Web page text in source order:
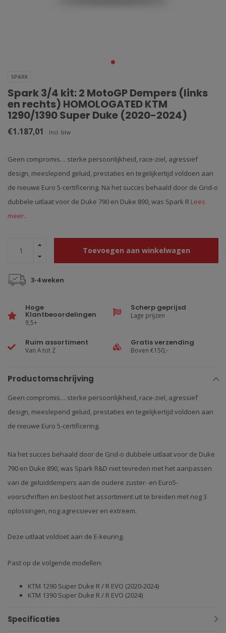
SPARK
Spark 3/4 kit: 2 MotoGP Dempers (links
en rechts) HOMOLOGATED KTM
1290/1390 Super Duke (2020-2024)
€1.187,01 Incl. btw
Geen compromis… sterke persoonlijkheid, race-ziel, agressief
design, meeslepend geluid, prestaties en tegelijkertijd voldoen aan
de nieuwe Euro 5-certificering. Na het succes behaald door de Grid-o
dubbele uitlaat voor de Duke 790 en Duke 890, was Spark R Lees
meer..
Toevoegen aan winkelwagen
3-4 weken
Hoge
Klantbeoordelingen
9,5+
Scherp geprijsd
Lage prijzen
Ruim assortiment
Van A tot Z
Gratis verzending
Boven €150,-
Productomschrijving
Geen compromis… sterke persoonlijkheid, race-ziel, agressief
design, meeslepend geluid, prestaties en tegelijkertijd voldoen aan
de nieuwe Euro 5-certificering.
Na het succes behaald door de Grid-o dubbele uitlaat voor de Duke
790 en Duke 890, was Spark R&D niet tevreden met het aanpassen
van de geluiddempers aan de oudere zuster- en Euro5-
voorschriften en besloot het assortiment uit te breiden met nog 3
oplossingen, nog agressiever en extreem.
Deze uitlaat voldoet aan de E-keuring.
Past op de volgende modellen:
KTM 1290 Super Duke R / R EVO (2020-2024)
KTM 1390 Super Duke R / R EVO (2024)
Specificaties